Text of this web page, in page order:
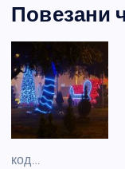
c
e
b
o
o
k
ss
e
n
g
er
er
Повезани
код…